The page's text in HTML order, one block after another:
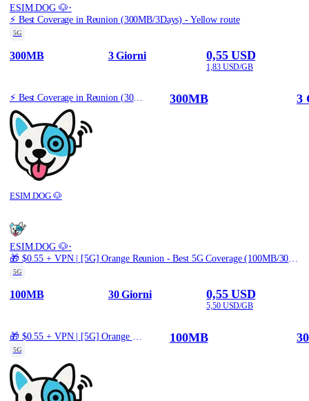
ESIM.DOG 🐶·
⚡️ Best Coverage in Reunion (300MB/3Days) - Yellow route
5G
300MB 3 Giorni 0,55 USD
1,83 USD/GB
⚡️ Best Coverage in Reunion (300MB/3Days) - Yellow route
ESIM.DOG 🐶
300MB 3
ESIM.DOG 🐶·
5G
100MB 30 Giorni 0,55 USD
5,50 USD/GB
5G
100MB